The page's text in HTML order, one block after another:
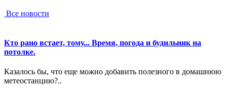
Все новости
Кто рано встает, тому... Время, погода и будильник на
потолке.
Казалось бы, что еще можно добавить полезного в домашнюю
метеостанцию?..